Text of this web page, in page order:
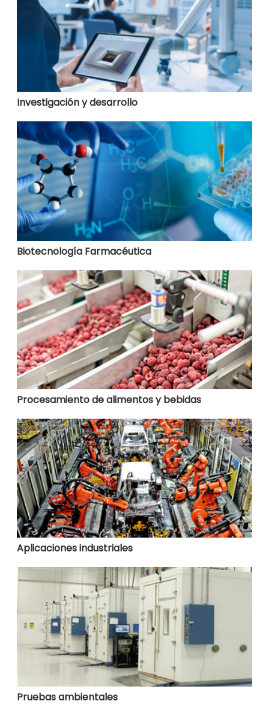
Investigación y desarrollo
Biotecnología Farmacéutica
Procesamiento de alimentos y bebidas
Aplicaciones industriales
Pruebas ambientales